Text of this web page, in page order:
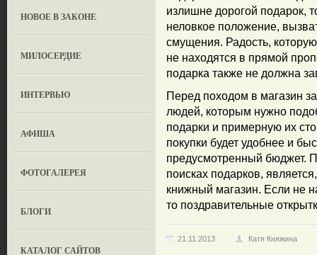
НОВОЕ В ЗАКОНЕ
МИЛОСЕРДИЕ
ИНТЕРВЬЮ
АФИША
ФОТОГАЛЕРЕЯ
БЛОГИ
КАТАЛОГ САЙТОВ
излишне дорогой подарок,
неловкое положение,
смущения. Радость,
не находятся в прямой
подарка также не должна
Перед походом в магазин
людей, которым нужно
подарки и примерную их
покупки будет удобнее и
предусмотренный бюджет.
поисках подарков,
книжный магазин. Если не
то поздравительные
21.11.2013 Катя Княжина